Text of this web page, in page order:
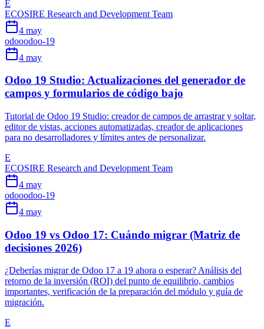
E
ECOSIRE Research and Development Team
4 may
odooodoo-19
4 may
Odoo 19 Studio: Actualizaciones del generador de
campos y formularios de código bajo
Tutorial de Odoo 19 Studio: creador de campos de arrastrar y soltar,
editor de vistas, acciones automatizadas, creador de aplicaciones
para no desarrolladores y límites antes de personalizar.
E
ECOSIRE Research and Development Team
4 may
odooodoo-19
4 may
Odoo 19 vs Odoo 17: Cuándo migrar (Matriz de
decisiones 2026)
¿Deberías migrar de Odoo 17 a 19 ahora o esperar? Análisis del
retorno de la inversión (ROI) del punto de equilibrio, cambios
importantes, verificación de la preparación del módulo y guía de
migración.
E